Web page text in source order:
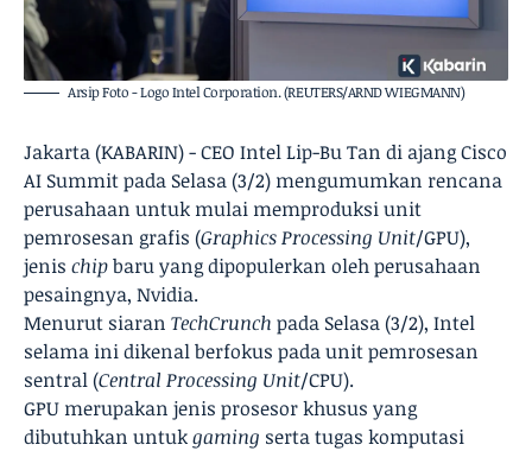
Arsip Foto - Logo Intel Corporation. (REUTERS/ARND WIEGMANN)
Jakarta (KABARIN) - CEO Intel Lip-Bu Tan di ajang Cisco
AI Summit pada Selasa (3/2) mengumumkan rencana
perusahaan untuk mulai memproduksi unit
pemrosesan grafis​​​​​​ (Graphics Processing Unit/GPU),
jenis chipbaru yang dipopulerkan oleh perusahaan
pesaingnya, Nvidia.
Menurut siaran TechCrunch pada Selasa (3/2), Intel
selama ini dikenal berfokus pada unit pemrosesan
sentral (Central Processing Unit/CPU).
GPU merupakan jenis prosesor khusus yang
dibutuhkan untukgaming serta tugas komputasi